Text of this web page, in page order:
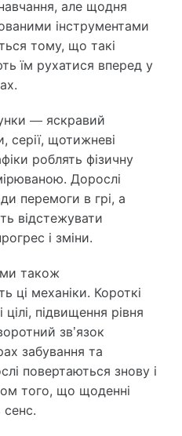
але щодня
інструментами
тому, що такі
їм рухатися вперед у
— яскравий
серії, щотижневі
роблять фізичну
Дорослі
перемоги в грі, а
відстежувати
і зміни.
також
ці механіки. Короткі
підвищення рівня
зв’язок
забування та
повертаються знову і
того, що щоденні